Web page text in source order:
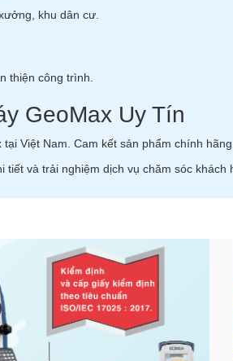
khu dân cư.
thiện công trình.
GeoMax Uy Tín
tại Việt Nam. Cam kết sản phẩm chính
và trải nghiệm dịch vụ chăm sóc khách